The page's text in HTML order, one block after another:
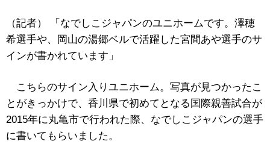
（記者） 「なでしこジャパンのユニホームです。澤穂
希選手や、岡山の湯郷ベルで活躍した宮間あや選手のサ
インが書かれています」
こちらのサイン入りユニホーム。写真が見つかったこ
とがきっかけで、香川県で初めてとなる国際親善試合が
2015年に丸亀市で行われた際、なでしこジャパンの選手
に書いてもらいました。